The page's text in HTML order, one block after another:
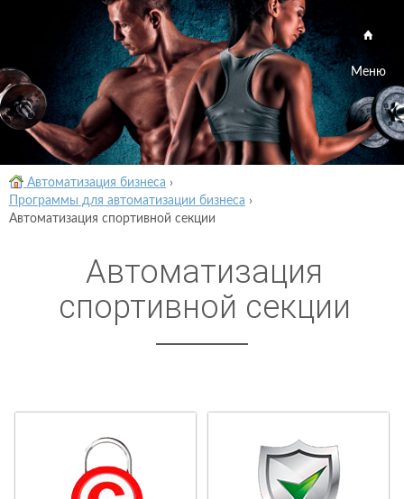
Меню
Автоматизация бизнеса ›
Программы для автоматизации бизнеса ›
Автоматизация спортивной секции
Автоматизация
спортивной секции